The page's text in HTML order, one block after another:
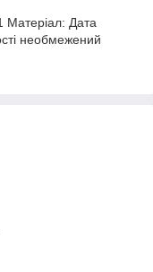
Матеріал: Дата
необмежений